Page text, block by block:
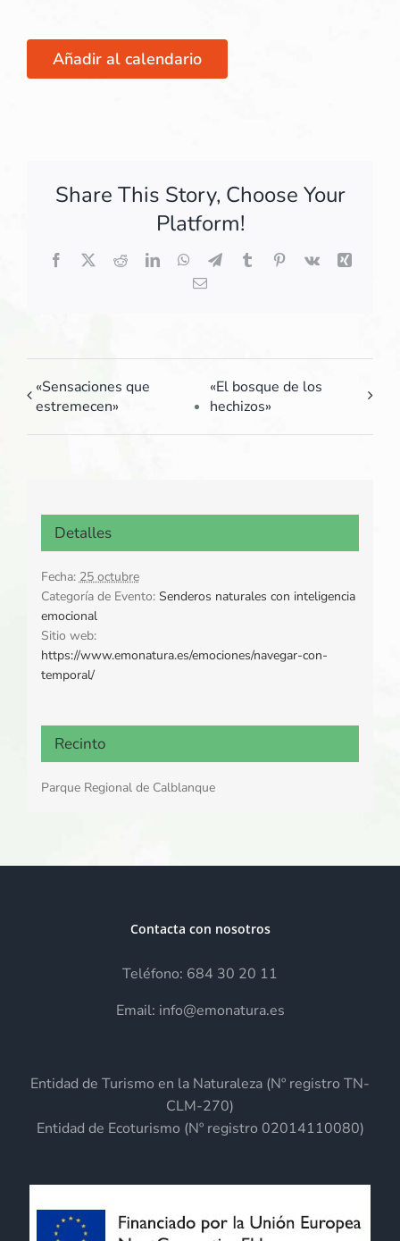
Añadir al calendario
Share This Story, Choose Your
Platform!
Facebook
X RedditLinkedInWhatsApp
TelegramTumblrPinterest
Vk
Xing
Correo
«Sensaciones que
estremecen»
«El bosque de los
hechizos»
Detalles
Fecha: 25 octubre
Categoría de Evento: Senderos naturales con inteligencia
emocional
Sitio web:
https://www.emonatura.es/emociones/navegar-con-
temporal/
Recinto
Parque Regional de Calblanque
Contacta con nosotros
Teléfono: 684 30 20 11
Email: info@emonatura.es
Entidad de Turismo en la Naturaleza (Nº registro TN-
CLM-270)
Entidad de Ecoturismo (Nº registro 02014110080)